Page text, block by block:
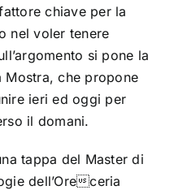
chiave per la
nel voler tenere
si pone la
Mostra, che propone
ieri ed oggi per
il domani.
tappa del Master di
dell’Oreceria